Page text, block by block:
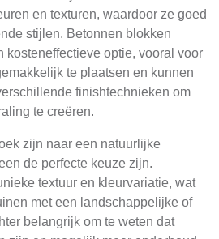
en texturen, waardoor ze goed
stijlen. Betonnen blokken
kosteneffectieve optie, vooral voor
te plaatsen en kunnen
finishtechnieken om
te creëren.
zijn naar een natuurlijke
de perfecte keuze zijn.
textuur en kleurvariatie, wat
met een landschappelijke of
belangrijk om te weten dat